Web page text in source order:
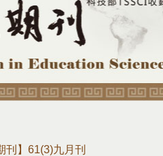
刊】61(3)九月刊